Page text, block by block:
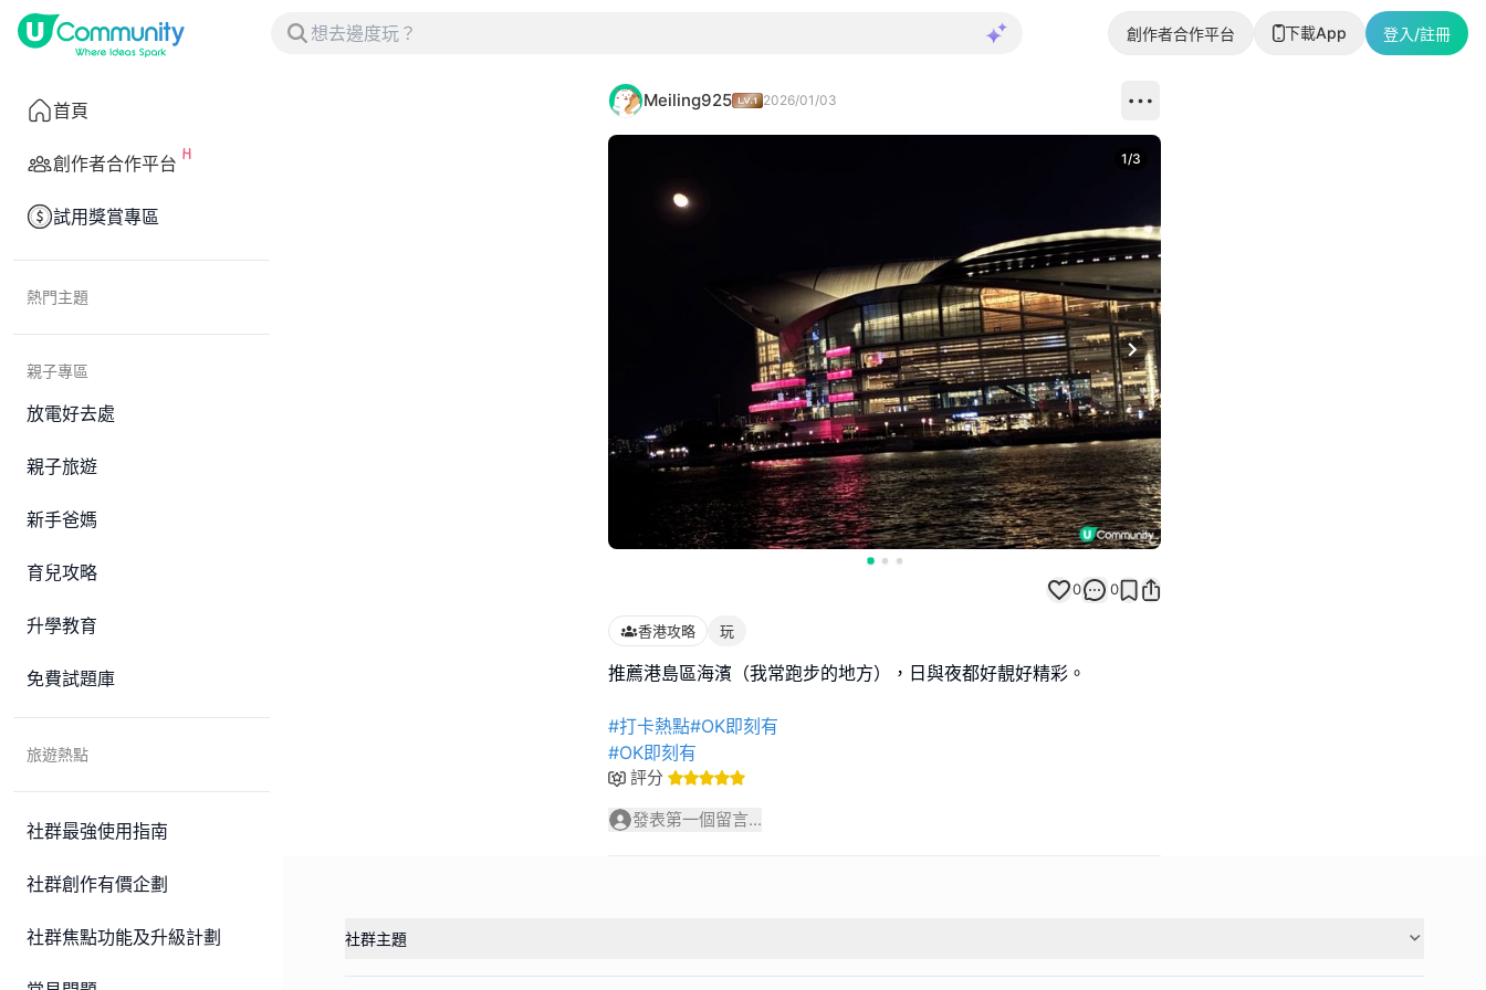
創作者合作平台 下載App 登入/註冊
首頁
創作者合作平台
試用獎賞專區
熱門主題
親子專區
放電好去處
親子旅遊
新手爸媽
育兒攻略
升學教育
免費試題庫
旅遊熱點
社群最強使用指南
社群創作有價企劃
社群焦點功能及升級計劃
Meiling925 2026/01/03
Next slide
1/3
0 0
香港攻略 玩
推薦港島區海濱（我常跑步的地方），日與夜都好靚好精彩。
#打卡熱點#OK即刻有
#OK即刻有
評分
發表第一個留言...
社群主題